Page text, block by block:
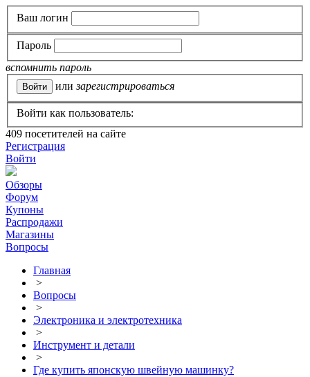
Ваш логин
Пароль
вспомнить пароль
или зарегистрироваться
Войти как пользователь:
409 посетителей на сайте
Регистрация
Войти
Обзоры
Форум
Купоны
Распродажи
Магазины
Вопросы
Главная
>
Вопросы
>
Электроника и электротехника
>
Инструмент и детали
>
Где купить японскую швейную машинку?